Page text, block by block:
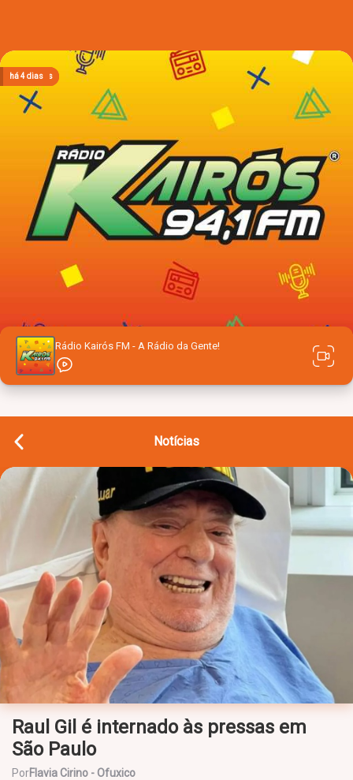
Rádio Kairós FM - A Rádio da Gente!
Notícias
Raul Gil é internado às pressas em
São Paulo
PorFlavia Cirino - Ofuxico
há 21 horas
há 21 horas
há 21 horas
há 4 dias
há 4 dias